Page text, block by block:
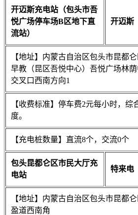
开迈斯充电站（包头市吾
悦广场停车场B区地下直
流站）
开迈斯
【地址】内蒙古自治区包头市昆都
早教（昆区吾悦中心）吾悦广场林
交叉口西南方向1
【收费标准】停车费2元每小时，综
度。
【充电桩数量】直流8个，交流0个
包头昆都仑区市民大厅充
电站
特来电
【地址】内蒙古自治区包头市昆都
盈道西南角